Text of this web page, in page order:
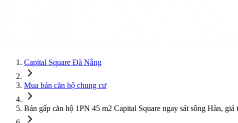
Capital Square Đà Nẵng
Mua bán căn hộ chung cư
Bán gấp căn hộ 1PN 45 m2 Capital Square ngay sát sông Hàn,